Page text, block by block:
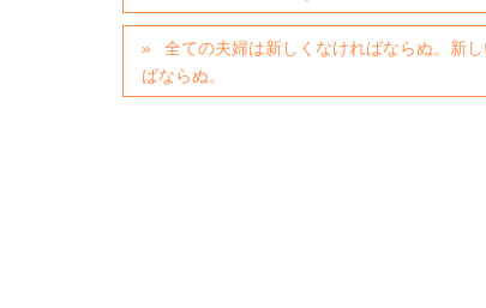
全ての夫婦は新しくなければならぬ。新
ばならぬ。